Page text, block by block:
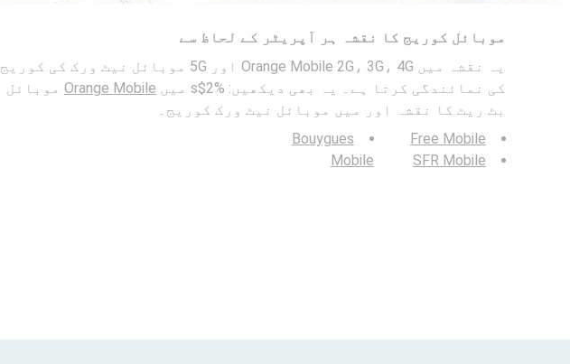
موبائل کوریج کا نقشہ ہر آپریٹر کے لحاظ سے
یہ نقشہ میں Orange Mobile 2G، 3G، 4G اور 5G موبائل نیٹ ورک کی کوریج
کی نمائندگی کرتا ہے۔ یہ بھی دیکھیں: %2$s میں
Orange Mobile موبائل
بٹ ریٹ کا نقشہ اور میں موبائل نیٹ ورک کوریج۔
Free Mobile
SFR Mobile
Bouygues
Mobile